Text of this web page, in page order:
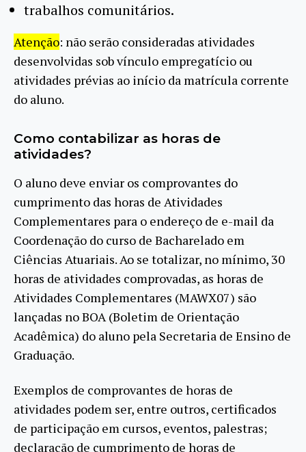
trabalhos comunitários.
Atenção: não serão consideradas atividades
desenvolvidas sob vínculo empregatício ou
atividades prévias ao início da matrícula corrente
do aluno.
Como contabilizar as horas de
atividades?
O aluno deve enviar os comprovantes do
cumprimento das horas de Atividades
Complementares para o endereço de e-mail da
Coordenação do curso de Bacharelado em
Ciências Atuariais. Ao se totalizar, no mínimo, 30
horas de atividades comprovadas, as horas de
Atividades Complementares (MAWX07) são
lançadas no BOA (Boletim de Orientação
Acadêmica) do aluno pela Secretaria de Ensino de
Graduação.
Exemplos de comprovantes de horas de
atividades podem ser, entre outros, certificados
de participação em cursos, eventos, palestras;
declaração de cumprimento de horas de